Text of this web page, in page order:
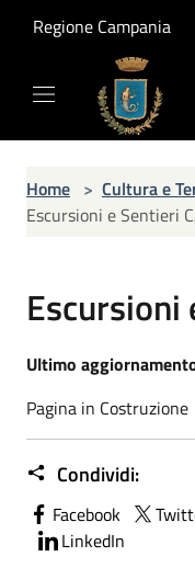
Regione Campania
Home > Cultura e
Escursioni e Sentieri
Escursioni
Ultimo
Pagina in Costruzione
Condividi:
Facebook
LinkedIn